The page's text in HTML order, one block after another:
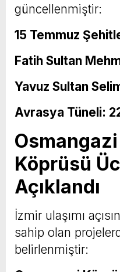
güncellenmiştir:
15 Temmuz
Fatih Sultan
Yavuz Sultan
Avrasya Tüneli:
Köprüsü
Açıklandı
İzmir ulaşımı
sahip olan
belirlenmiştir: